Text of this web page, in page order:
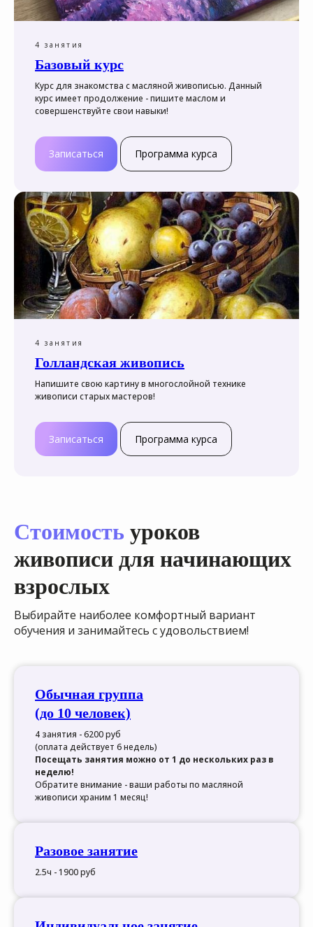
4 занятия
Базовый курс
Курс для знакомства с масляной живописью. Данный
курс имеет продолжение - пишите маслом и
совершенствуйте свои навыки!
Записаться Программа курса
4 занятия
Голландская живопись
Напишите свою картину в многослойной технике
живописи старых мастеров!
Записаться Программа курса
Стоимость уроков
живописи для начинающих
взрослых
Выбирайте наиболее комфортный вариант
обучения и занимайтесь с удовольствием!
Обычная группа
(до 10 человек)
4 занятия - 6200 руб
(оплата действует 6 недель)
Посещать занятия можно от 1 до нескольких раз в
неделю!
Обратите внимание - ваши работы по масляной
живописи храним 1 месяц!
Разовое занятие
2.5ч - 1900 руб